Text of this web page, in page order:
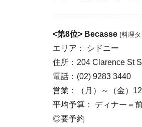
<第8位> Becasse (料理タ
エリア： シドニー
住所：204 Clarence St
電話：(02) 9283 3440
営業：（月）～（金）
平均予算： ディナー＝
◎要予約